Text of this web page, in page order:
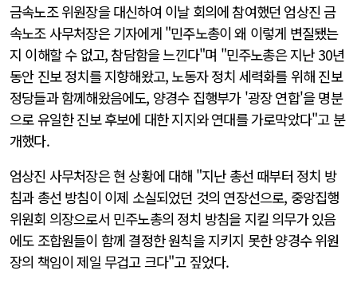
금속노조 위원장을 대신하여 이날 회의에 참여했던 엄상진 금
속노조 사무처장은 기자에게 "민주노총이 왜 이렇게 변질됐는
지 이해할 수 없고, 참담함을 느낀다"며 "민주노총은 지난 30년
동안 진보 정치를 지향해왔고, 노동자 정치 세력화를 위해 진보
정당들과 함께해왔음에도, 양경수 집행부가 '광장 연합'을 명분
으로 유일한 진보 후보에 대한 지지와 연대를 가로막았다"고 분
개했다.
엄상진 사무처장은 현 상황에 대해 "지난 총선 때부터 정치 방
침과 총선 방침이 이제 소실되었던 것의 연장선으로, 중앙집행
위원회 의장으로서 민주노총의 정치 방침을 지킬 의무가 있음
에도 조합원들이 함께 결정한 원칙을 지키지 못한 양경수 위원
장의 책임이 제일 무겁고 크다"고 짚었다.